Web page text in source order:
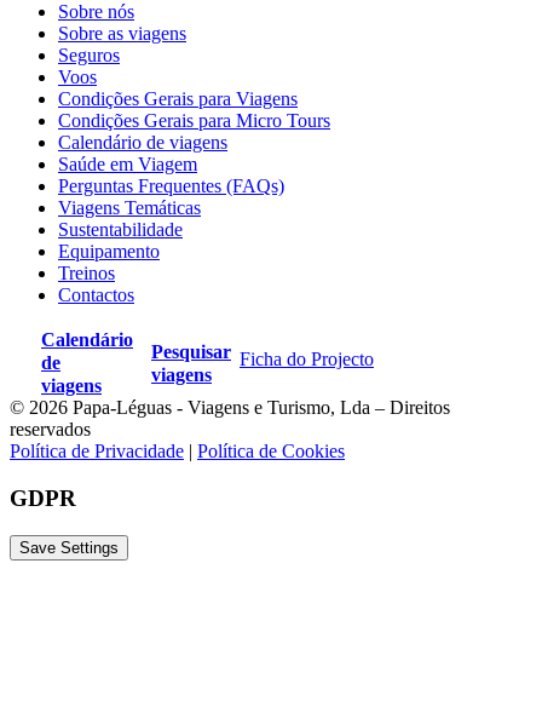
Sobre nós
Sobre as viagens
Seguros
Voos
Condições Gerais para Viagens
Condições Gerais para Micro Tours
Calendário de viagens
Saúde em Viagem
Perguntas Frequentes (FAQs)
Viagens Temáticas
Sustentabilidade
Equipamento
Treinos
Contactos
Calendário
de
viagens
Pesquisar
viagens
Ficha do Projecto
© 2026 Papa-Léguas - Viagens e Turismo, Lda – Direitos
reservados
Política de Privacidade | Política de Cookies
GDPR